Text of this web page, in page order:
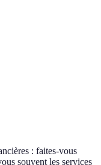
: faites-vous
souvent les services